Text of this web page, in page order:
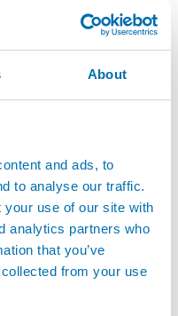
About
and ads, to
to analyse our traffic.
your use of our site with
analytics partners who
that you’ve
from your use
수 있도록 아래 목록에
.: *